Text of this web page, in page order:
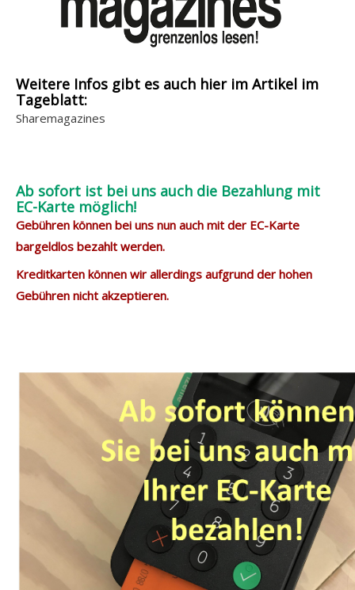
Weitere Infos gibt es auch hier im Artikel im
Tageblatt:
Sharemagazines
Ab sofort ist bei uns auch die Bezahlung mit
EC-Karte möglich!
Gebühren können bei uns nun auch mit der EC-Karte
bargeldlos bezahlt werden.
Kreditkarten können wir allerdings aufgrund der hohen
Gebühren nicht akzeptieren.